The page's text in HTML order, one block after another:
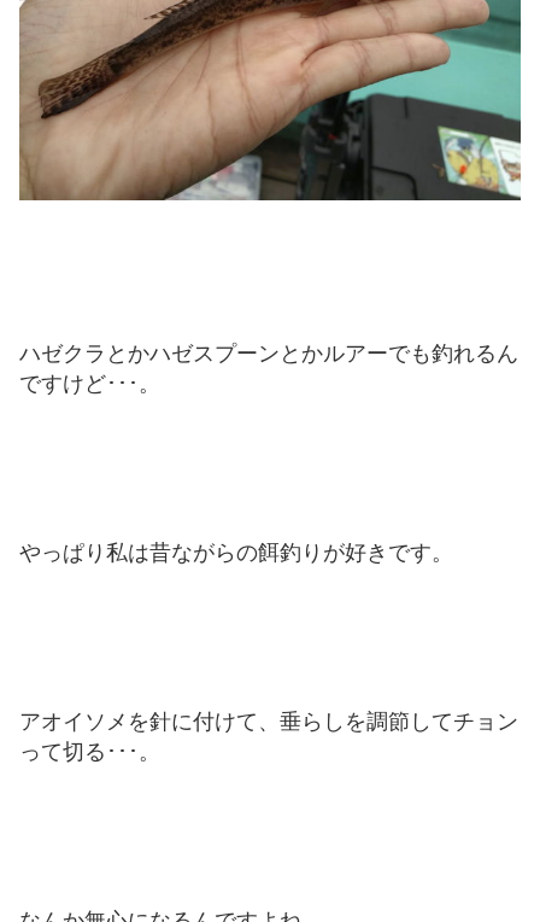
ハゼクラとかハゼスプーンとかルアーでも釣れるん
ですけど･･･。
やっぱり私は昔ながらの餌釣りが好きです。
アオイソメを針に付けて、垂らしを調節してチョン
って切る･･･。